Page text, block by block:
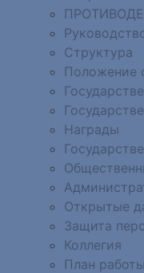
Структура
Положение
Награды
Открытые
Защита
Коллегия
План работы